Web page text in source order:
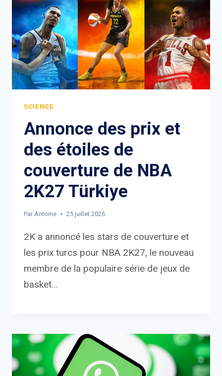
SCIENCE
Annonce des prix et
des étoiles de
couverture de NBA
2K27 Türkiye
Par Antoine 25 juillet 2026
2K a annoncé les stars de couverture et
les prix turcs pour NBA 2K27, le nouveau
membre de la populaire série de jeux de
basket…